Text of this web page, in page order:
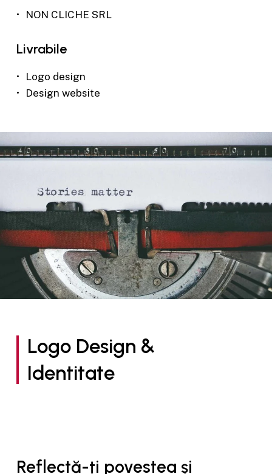
NON CLICHE SRL
Livrabile
Logo design
Design website
Logo Design &
Identitate
Reflectă-ți povestea și